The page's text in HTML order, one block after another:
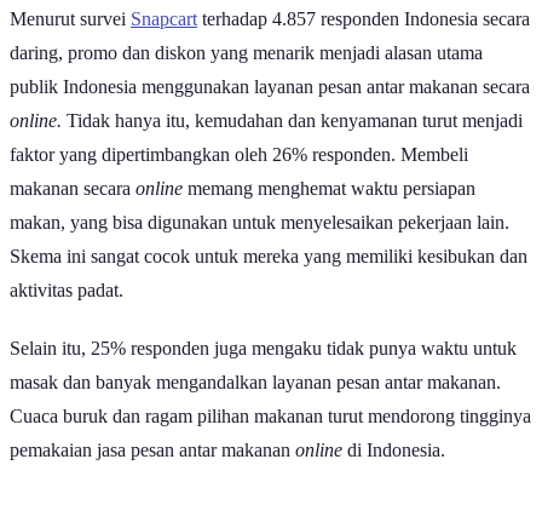
Menurut survei Snapcart terhadap 4.857 responden Indonesia secara
daring, promo dan diskon yang menarik menjadi alasan utama
publik Indonesia menggunakan layanan pesan antar makanan secara
online. Tidak hanya itu, kemudahan dan kenyamanan turut menjadi
faktor yang dipertimbangkan oleh 26% responden. Membeli
makanan secara online memang menghemat waktu persiapan
makan, yang bisa digunakan untuk menyelesaikan pekerjaan lain.
Skema ini sangat cocok untuk mereka yang memiliki kesibukan dan
aktivitas padat.
Selain itu, 25% responden juga mengaku tidak punya waktu untuk
masak dan banyak mengandalkan layanan pesan antar makanan.
Cuaca buruk dan ragam pilihan makanan turut mendorong tingginya
pemakaian jasa pesan antar makanan online di Indonesia.